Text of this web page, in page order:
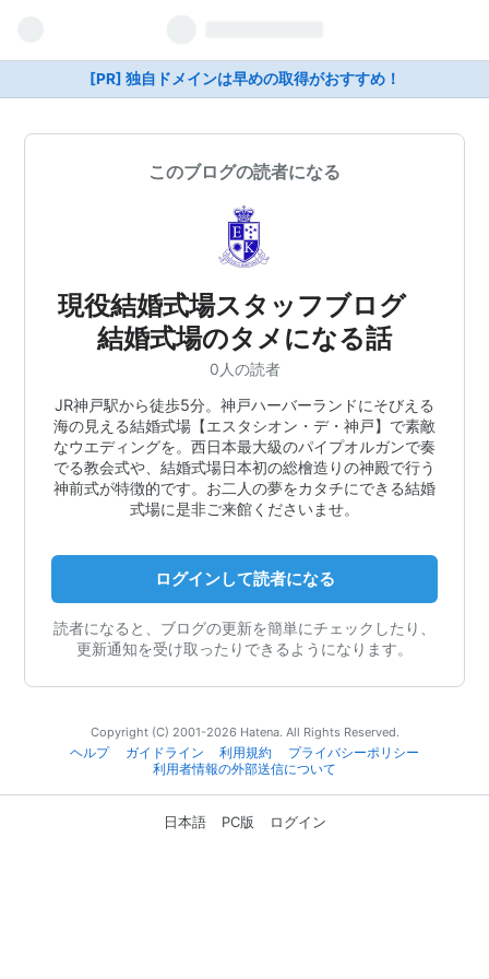
[PR] 独自ドメインは早めの取得がおすすめ！
このブログの読者になる
現役結婚式場スタッフブログ
結婚式場のタメになる話
0人の読者
JR神戸駅から徒歩5分。神戸ハーバーランドにそびえる
海の見える結婚式場【エスタシオン・デ・神戸】で素敵
なウエディングを。西日本最大級のパイプオルガンで奏
でる教会式や、結婚式場日本初の総檜造りの神殿で行う
神前式が特徴的です。お二人の夢をカタチにできる結婚
式場に是非ご来館くださいませ。
ログインして読者になる
読者になると、ブログの更新を簡単にチェックしたり、
更新通知を受け取ったりできるようになります。
Copyright (C) 2001-2026 Hatena. All Rights Reserved.
ヘルプ
ガイドライン 利用規約
プライバシーポリシー
利用者情報の外部送信について
日本語 PC版 ログイン